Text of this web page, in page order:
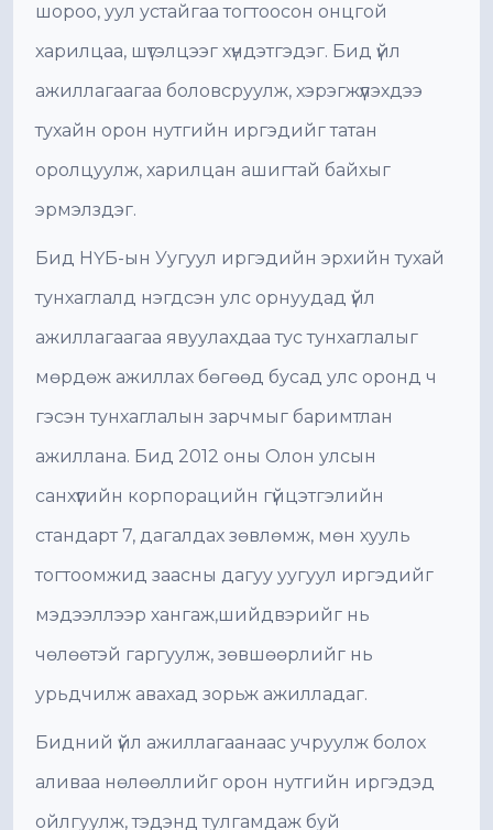
шороо, уул устайгаа тогтоосон онцгой
харилцаа, шүтэлцээг хүндэтгэдэг. Бид үйл
ажиллагаагаа боловсруулж, хэрэгжүүлэхдээ
тухайн орон нутгийн иргэдийг татан
оролцуулж, харилцан ашигтай байхыг
эрмэлздэг.
Бид НҮБ-ын Уугуул иргэдийн эрхийн тухай
тунхаглалд нэгдсэн улс орнуудад үйл
ажиллагаагаа явуулахдаа тус тунхаглалыг
мөрдөж ажиллах бөгөөд бусад улс оронд ч
гэсэн тунхаглалын зарчмыг баримтлан
ажиллана. Бид 2012 оны Олон улсын
санхүүгийн корпорацийн гүйцэтгэлийн
стандарт 7, дагалдах зөвлөмж, мөн хууль
тогтоомжид заасны дагуу уугуул иргэдийг
мэдээллээр хангаж,шийдвэрийг нь
чөлөөтэй гаргуулж, зөвшөөрлийг нь
урьдчилж авахад зорьж ажилладаг.
Бидний үйл ажиллагаанаас учруулж болох
аливаа нөлөөллийг орон нутгийн иргэдэд
ойлгуулж, тэдэнд тулгамдаж буй